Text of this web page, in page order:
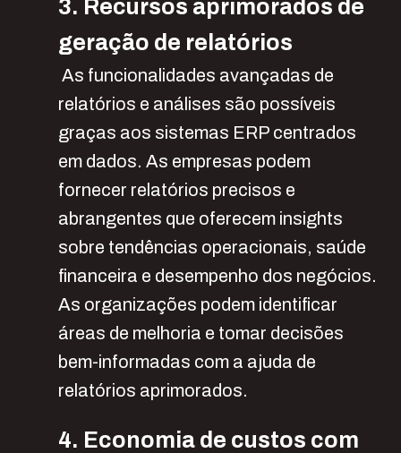
3. Recursos aprimorados de
geração de relatórios
As funcionalidades avançadas de
relatórios e análises são possíveis
graças aos sistemas ERP centrados
em dados. As empresas podem
fornecer relatórios precisos e
abrangentes que oferecem insights
sobre tendências operacionais, saúde
financeira e desempenho dos negócios.
As organizações podem identificar
áreas de melhoria e tomar decisões
bem-informadas com a ajuda de
relatórios aprimorados.
4. Economia de custos com